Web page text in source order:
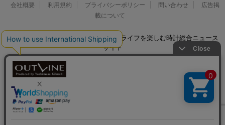
会社概要 利用規約 プライバシーポリシー 問い合わせ
広告掲
載について
© 2026 Watch LIFE NEWS｜ウオッチライフを楽しむ時計総合ニュース
サイト